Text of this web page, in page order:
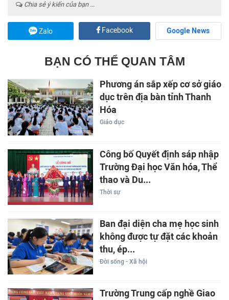
Chia sẻ ý kiến của bạn ...
Zalo Facebook Google News
BẠN CÓ THỂ QUAN TÂM
Phương án sắp xếp cơ sở giáo
dục trên địa bàn tỉnh Thanh
Hóa
Giáo dục
Công bố Quyết định sáp nhập
Trường Đại học Văn hóa, Thể
thao và Du...
Thời sự
Ban đại diện cha mẹ học sinh
không được tự đặt các khoản
thu, ép...
Đời sống - Xã hội
Trường Trung cấp nghề Giao